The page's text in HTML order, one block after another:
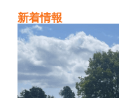
新着情報